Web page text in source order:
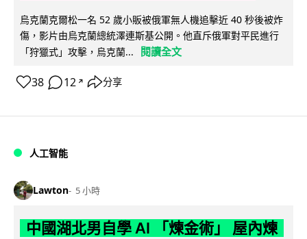
烏克蘭克爾松一名 52 歲小販被俄軍無人機追擊近 40 秒後被炸
傷，影片由烏克蘭總統澤連斯基公開。他直斥俄軍對平民進行
「狩獵式」攻擊，烏克蘭...
閱讀全文
38 12 ↗ 分享
人工智能
Lawton 5 小時
中國湖北男自學 AI 「煉金術」 屋內煉